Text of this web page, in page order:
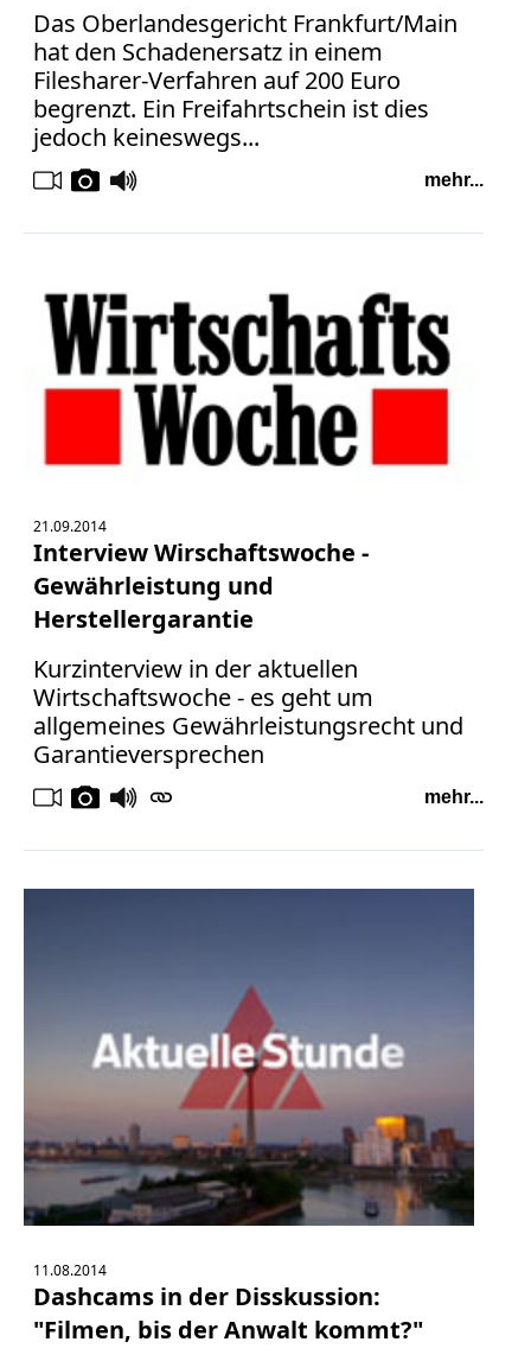
Das Oberlandesgericht Frankfurt/Main
hat den Schadenersatz in einem
Filesharer-Verfahren auf 200 Euro
begrenzt. Ein Freifahrtschein ist dies
jedoch keineswegs...
mehr...
21.09.2014
Interview Wirschaftswoche -
Gewährleistung und
Herstellergarantie
Kurzinterview in der aktuellen
Wirtschaftswoche - es geht um
allgemeines Gewährleistungsrecht und
Garantieversprechen
mehr...
11.08.2014
Dashcams in der Disskussion:
"Filmen, bis der Anwalt kommt?"
Meinungsfreiheit
Persönlichkeitsrecht
Print
Radio
Sportwetten
TV
Tagesspiegel
Verbraucherrecht
Volle
Kanne
Wettbewerbsrecht
online
print